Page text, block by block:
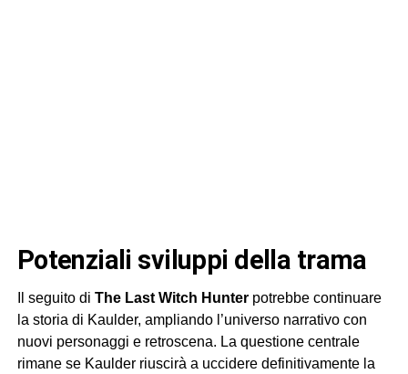
potenziali sviluppi della trama
Il seguito di The Last Witch Hunterpotrebbe continuare
la storia di Kaulder, ampliando l’universo narrativo con
nuovi personaggi e retroscena. La questione centrale
rimane se Kaulder riuscirà a uccidere definitivamente la